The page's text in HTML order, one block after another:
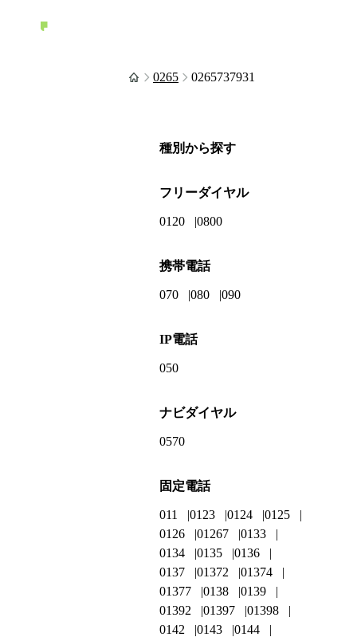
0265 0265737931
種別から探す
フリーダイヤル
0120 0800
携帯電話
070 080 090
IP電話
050
ナビダイヤル
0570
固定電話
011 0123 0124
0125
0126
01267
0133
0134
0135
0136
0137
01372
01374
01377
0138
0139
01392
01397
01398
0142
0143
0144